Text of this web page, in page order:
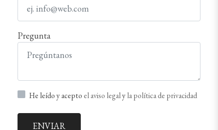
Pregunta
He leído y aceptoel aviso legalyla política de privacidad
ENVIAR